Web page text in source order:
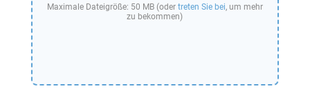
Maximale Dateigröße: 50 MB (oder treten Sie bei, um mehr
zu bekommen)